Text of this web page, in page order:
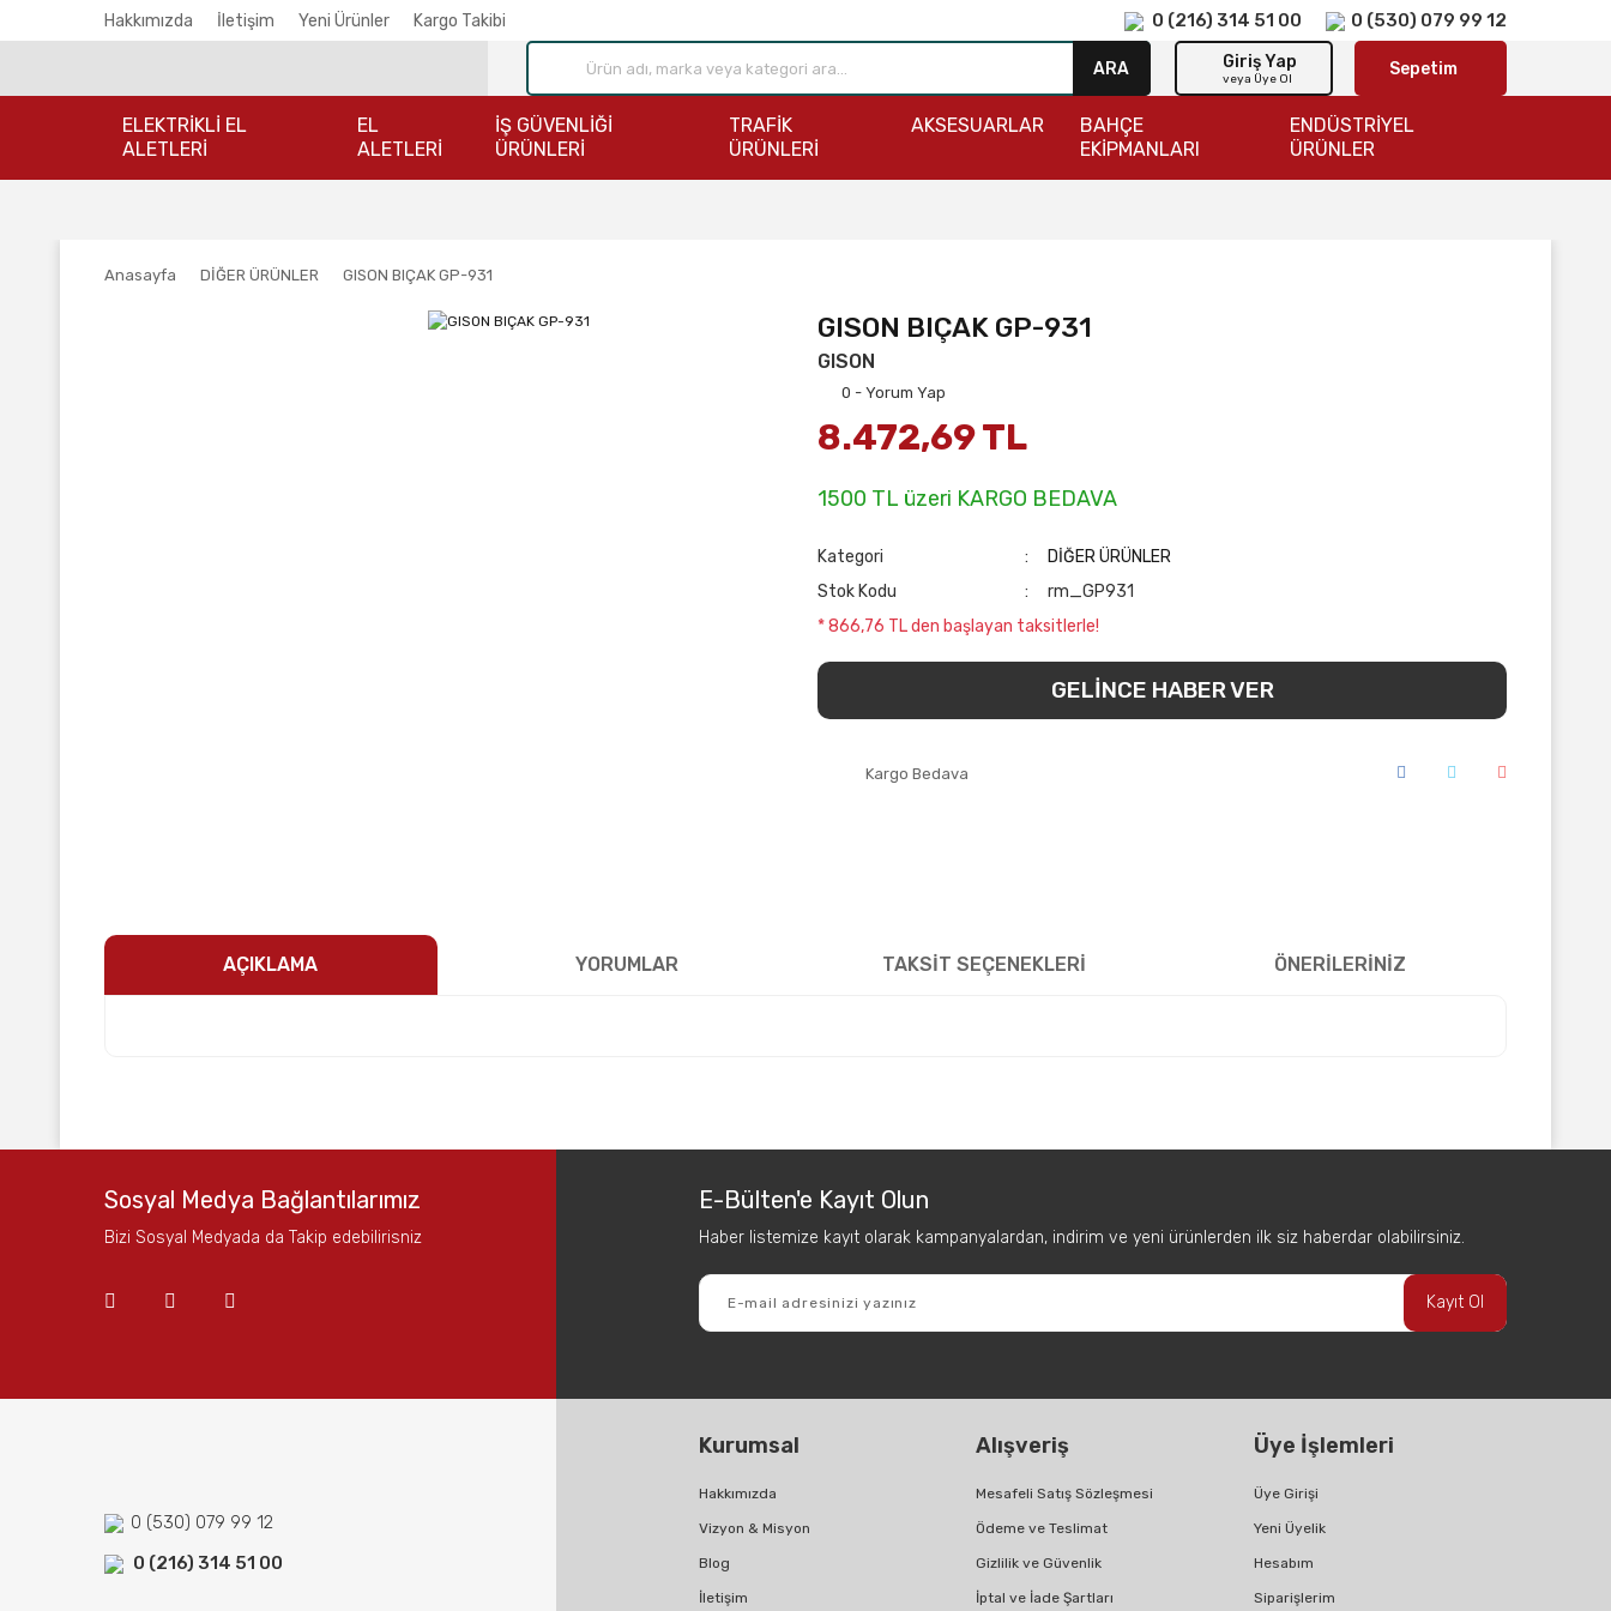
Hakkımızda İletişim Yeni Ürünler Kargo Takibi 0 (216) 314 51 00 0 (530) 079 99 12
ARA Giriş Yap
veya Üye Ol Sepetim
ELEKTRİKLİ EL
ALETLERİ
EL
ALETLERİ
İŞ GÜVENLİĞİ
ÜRÜNLERİ
TRAFİK
ÜRÜNLERİ
AKSESUARLAR
BAHÇE
EKİPMANLARI
ENDÜSTRİYEL
ÜRÜNLER
Anasayfa DİĞER ÜRÜNLER GISON BIÇAK GP-931
GISON BIÇAK GP-931
GISON
0 - Yorum Yap
8.472,69 TL
1500 TL üzeri KARGO BEDAVA
Kategori
DİĞER ÜRÜNLER
Stok Kodu
rm_GP931
* 866,76 TL den başlayan taksitlerle!
GELİNCE HABER VER
Kargo Bedava
AÇIKLAMA YORUMLAR TAKSİT SEÇENEKLERİ ÖNERİLERİNİZ
Yorum Yaz
Ürün açıklamasında eksik bilgiler bulunuyor.
Ürün fiyatı diğer sitelerden daha pahalı.
Sosyal Medya Bağlantılarımız
Bizi Sosyal Medyada da Takip edebilirisniz
E-Bülten'e Kayıt Olun
Haber listemize kayıt olarak kampanyalardan, indirim ve yeni ürünlerden ilk siz haberdar olabilirsiniz.
Kayıt Ol
0 (530) 079 99 12
0 (216) 314 51 00
Kurumsal
Hakkımızda
Vizyon & Misyon
Blog
İletişim
Alışveriş
Mesafeli Satış Sözleşmesi
Ödeme ve Teslimat
Gizlilik ve Güvenlik
İptal ve İade Şartları
Üye İşlemleri
Üye Girişi
Yeni Üyelik
Hesabım
Siparişlerim